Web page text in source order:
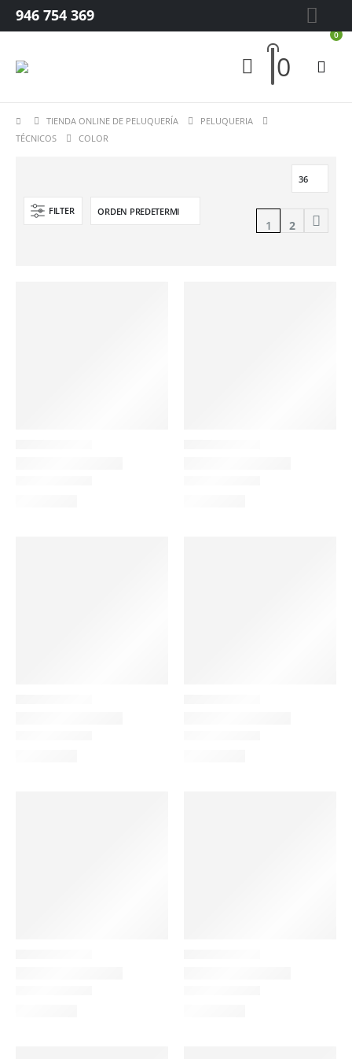
946 754 369
0
0
TIENDA ONLINE DE PELUQUERÍA
PELUQUERIA
TÉCNICOS
COLOR
FILTER
1 2